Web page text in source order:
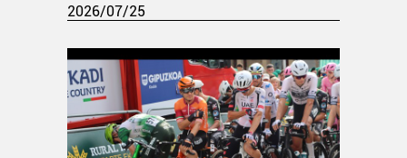
2026/07/25